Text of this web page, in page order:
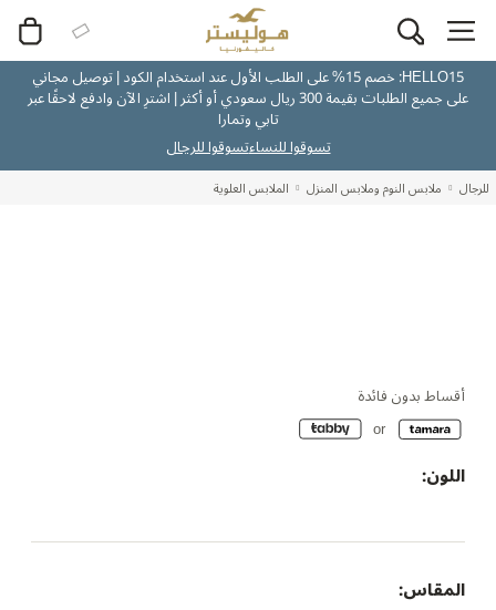
HELLO15: خصم 15% على الطلب الأول عند استخدام الكود | توصيل مجاني
على جميع الطلبات بقيمة 300 ريال سعودي أو أكثر | اشترِ الآن وادفع لاحقًا عبر
تابي وتمارا
تسوقوا للنساءتسوقوا للرجال
للرجال ملابس النوم وملابس المنزل الملابس العلوية
أقساط بدون فائدة
اللون:
المقاس: